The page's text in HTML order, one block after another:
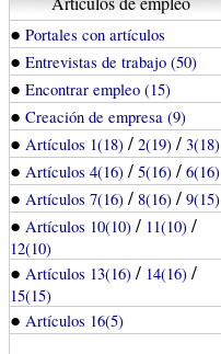
● Portales con artículos
● Entrevistas de trabajo (50)
● Encontrar empleo (15)
● Creación de empresa (9)
● Artículos 1(18) / 2(19) / 3(18)
● Artículos 4(16) / 5(16) / 6(16)
● Artículos 7(16) / 8(16) / 9(15)
● Artículos 10(10) / 11(10) /
12(10)
● Artículos 13(16) / 14(16) /
15(15)
● Artículos 16(5)